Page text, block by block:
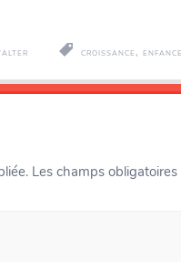
CROISSANCE , ENFANCE
Les champs